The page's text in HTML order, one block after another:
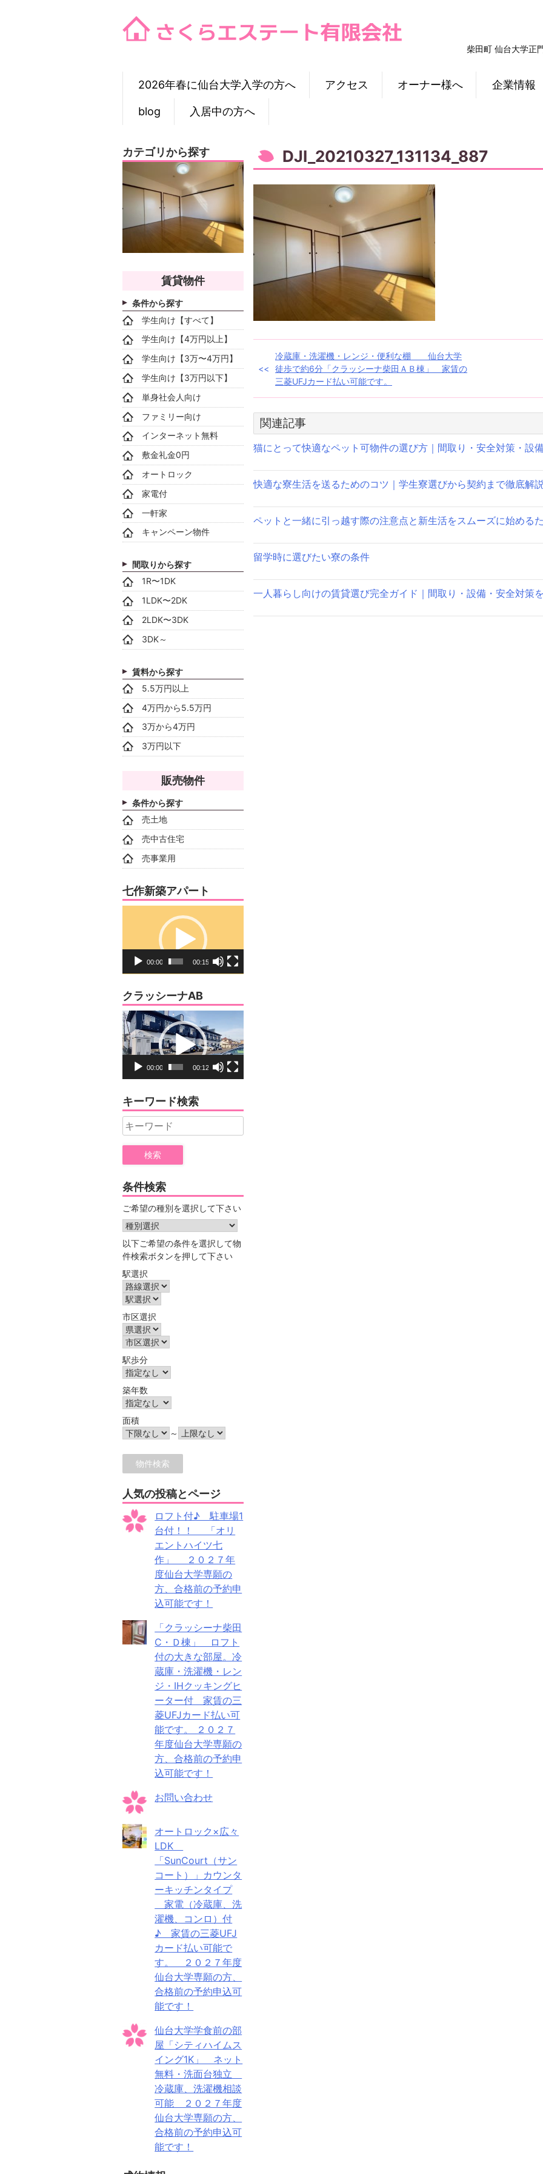
柴田町 仙台大学正
2026年春に仙台大学入学の方へ アクセス オーナー様へ 企業情報
blog 入居中の方へ
DJI_20210327_131134_887
ナ
ビ
ゲ
ー
シ
ョ
冷蔵庫・洗濯機・レンジ・便利な棚 仙台大学
徒歩で約6分「クラッシーナ柴田ＡＢ棟」 家賃の
三菱UFJカード払い可能です。
関連記事
猫にとって快適なペット可物件の選び方｜間取り・安全対策・設
快適な寮生活を送るためのコツ｜学生寮選びから契約まで徹底解説
ペットと一緒に引っ越す際の注意点と新生活をスムーズに始める
留学時に選びたい寮の条件
一人暮らし向けの賃貸選び完全ガイド｜間取り・設備・安全対策
カテゴリから探す
賃貸物件
条件から探す
学生向け【すべて】
学生向け【4万円以上】
学生向け【3万〜4万円】
学生向け【3万円以下】
単身社会人向け
ファミリー向け
インターネット無料
敷金礼金0円
オートロック
家電付
一軒家
キャンペーン物件
間取りから探す
1R〜1DK
1LDK〜2DK
2LDK〜3DK
3DK～
賃料から探す
5.5万円以上
4万円から5.5万円
3万から4万円
3万円以下
販売物件
条件から探す
売土地
売中古住宅
売事業用
七作新築アパート
ー
00:00 00:15
クラッシーナAB
動
画
プ
ー
00:00 00:12
キーワード検索
Search
for:
条件検索
ご希望の種別を選択して下さい
以下ご希望の条件を選択して物
件検索ボタンを押して下さい
駅選択
市区選択
駅歩分
築年数
面積
～
人気の投稿とページ
ロフト付♪ 駐車場1
台付！！ 「オリ
エントハイツ七
作」 ２０２７年
度仙台大学専願の
方、合格前の予約申
込可能です！
「クラッシーナ柴田
C・Ｄ棟」 ロフト
付の大きな部屋。冷
蔵庫・洗濯機・レン
ジ・IHクッキングヒ
ーター付 家賃の三
菱UFJカード払い可
能です。 ２０２７
年度仙台大学専願の
方、合格前の予約申
込可能です！
お問い合わせ
オートロック×広々
LDK
「SunCourt（サン
コート）」カウンタ
ーキッチンタイプ
家電（冷蔵庫、洗
濯機、コンロ）付
♪ 家賃の三菱UFJ
カード払い可能で
す。 ２０２７年度
仙台大学専願の方、
合格前の予約申込可
能です！
仙台大学学食前の部
屋「シティハイムス
イング1K」 ネット
無料・洗面台独立
冷蔵庫、洗濯機相談
可能 ２０２７年度
仙台大学専願の方、
合格前の予約申込可
能です！